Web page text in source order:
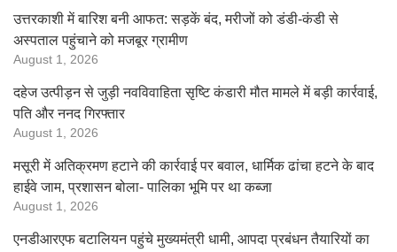
उत्तरकाशी में बारिश बनी आफत: सड़कें बंद, मरीजों को डंडी-कंडी से
अस्पताल पहुंचाने को मजबूर ग्रामीण
August 1, 2026
दहेज उत्पीड़न से जुड़ी नवविवाहिता सृष्टि कंडारी मौत मामले में बड़ी कार्रवाई,
पति और ननद गिरफ्तार
August 1, 2026
मसूरी में अतिक्रमण हटाने की कार्रवाई पर बवाल, धार्मिक ढांचा हटने के बाद
हाईवे जाम, प्रशासन बोला- पालिका भूमि पर था कब्जा
August 1, 2026
एनडीआरएफ बटालियन पहुंचे मुख्यमंत्री धामी, आपदा प्रबंधन तैयारियों का